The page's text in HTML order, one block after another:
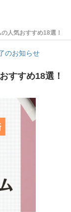
人気おすすめ18選！高
のお知らせ
すすめ18選！